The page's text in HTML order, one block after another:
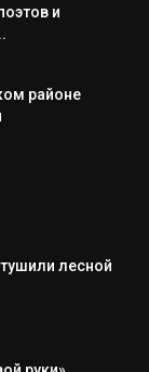
и
районе
лесной